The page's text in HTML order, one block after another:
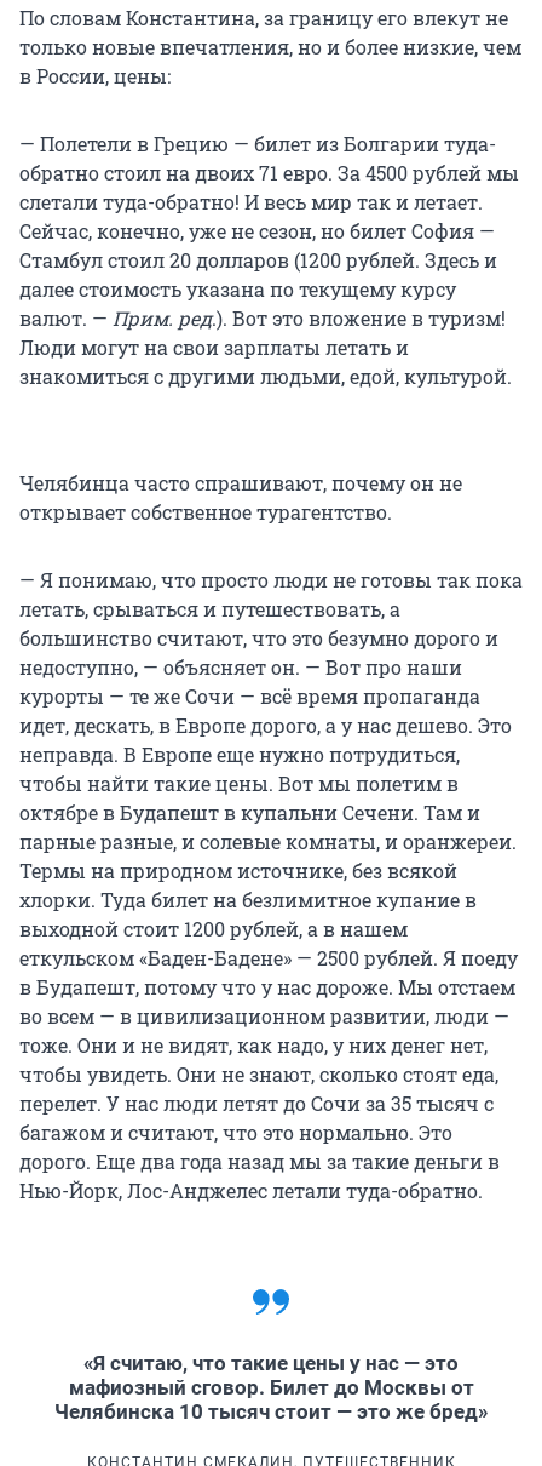
По словам Константина, за границу его влекут не
только новые впечатления, но и более низкие, чем
в России, цены:
— Полетели в Грецию — билет из Болгарии туда-
обратно стоил на двоих 71 евро. За 4500 рублей мы
слетали туда-обратно! И весь мир так и летает.
Сейчас, конечно, уже не сезон, но билет София —
Стамбул стоил 20 долларов (1200 рублей. Здесь и
далее стоимость указана по текущему курсу
валют. — Прим. ред.). Вот это вложение в туризм!
Люди могут на свои зарплаты летать и
знакомиться с другими людьми, едой, культурой.
Челябинца часто спрашивают, почему он не
открывает собственное турагентство.
— Я понимаю, что просто люди не готовы так пока
летать, срываться и путешествовать, а
большинство считают, что это безумно дорого и
недоступно, — объясняет он. — Вот про наши
курорты — те же Сочи — всё время пропаганда
идет, дескать, в Европе дорого, а у нас дешево. Это
неправда. В Европе еще нужно потрудиться,
чтобы найти такие цены. Вот мы полетим в
октябре в Будапешт в купальни Сечени. Там и
парные разные, и солевые комнаты, и оранжереи.
Термы на природном источнике, без всякой
хлорки. Туда билет на безлимитное купание в
выходной стоит 1200 рублей, а в нашем
еткульском «Баден-Бадене» — 2500 рублей. Я поеду
в Будапешт, потому что у нас дороже. Мы отстаем
во всем — в цивилизационном развитии, люди —
тоже. Они и не видят, как надо, у них денег нет,
чтобы увидеть. Они не знают, сколько стоят еда,
перелет. У нас люди летят до Сочи за 35 тысяч с
багажом и считают, что это нормально. Это
дорого. Еще два года назад мы за такие деньги в
Нью-Йорк, Лос-Анджелес летали туда-обратно.
«Я считаю, что такие цены у нас — это
мафиозный сговор. Билет до Москвы от
Челябинска 10 тысяч стоит — это же бред»
КОНСТАНТИН СМЕКАЛИН, ПУТЕШЕСТВЕННИК